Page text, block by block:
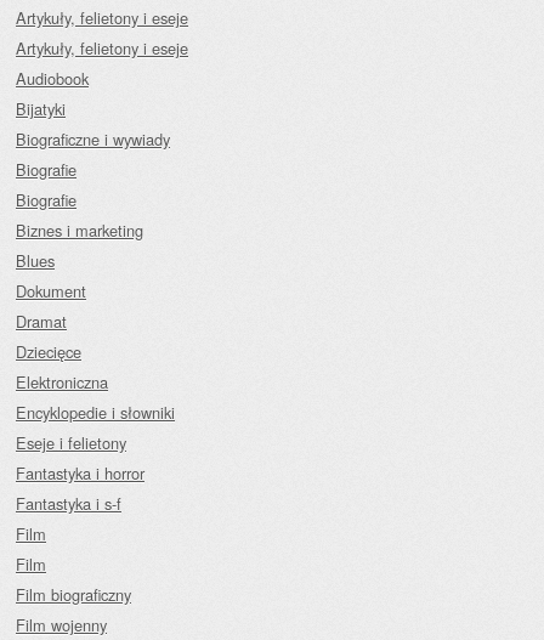
Artykuły, felietony i eseje
Artykuły, felietony i eseje
Audiobook
Bijatyki
Biograficzne i wywiady
Biografie
Biografie
Biznes i marketing
Blues
Dokument
Dramat
Dziecięce
Elektroniczna
Encyklopedie i słowniki
Eseje i felietony
Fantastyka i horror
Fantastyka i s-f
Film
Film
Film biograficzny
Film wojenny